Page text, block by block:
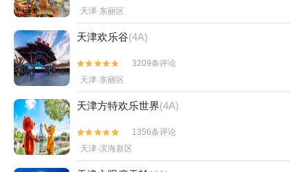
天津·东丽区
天津欢乐谷(4A)


3209条评论
天津·东丽区
天津方特欢乐世界(4A)


1356条评论
天津·滨海新区